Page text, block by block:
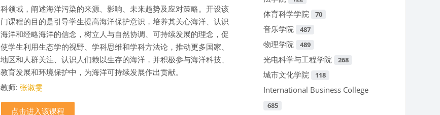
科领域，阐述海洋污染的来源、影响、未来趋势及应对策略。开设该
门课程的目的是引导学生提高海洋保护意识，培养其关心海洋、认识
海洋和经略海洋的信念，树立人与自然协调、可持续发展的理念，促
使学生利用生态学的视野、学科思维和学科方法论，推动更多国家、
地区和人群关注、认识人们赖以生存的海洋，并积极参与海洋科技、
教育发展和环境保护中，为海洋可持续发展作出贡献。
教师:张淑雯
点击进入该课程
体育科学学院 70
音乐学院 487
物理学院 489
光电科学与工程学院 268
城市文化学院 118
International Business College
685